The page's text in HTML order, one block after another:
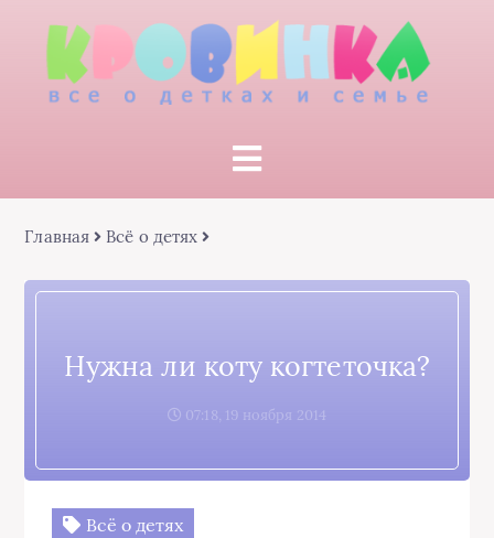
Главная Всё о детях
Нужна ли коту когтеточка?
07:18, 19 ноября 2014
Всё о детях